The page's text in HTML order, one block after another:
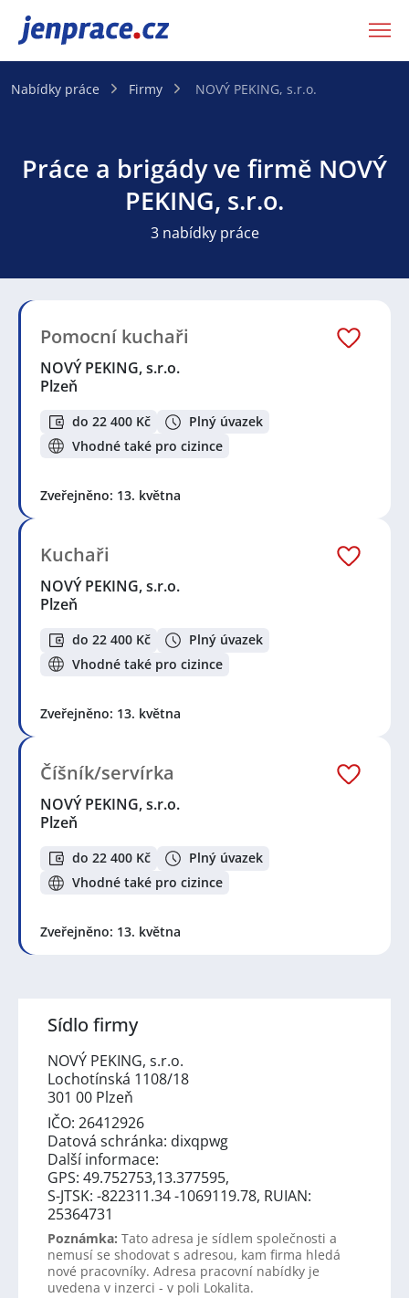
JenPráce.cz
Nabídky práce Firmy NOVÝ PEKING, s.r.o.
Práce a brigády ve firmě NOVÝ
PEKING, s.r.o.
3 nabídky práce
Pomocní kuchaři
NOVÝ PEKING, s.r.o.
Plzeň
do 22 400 Kč
Plný úvazek
Vhodné také pro cizince
Zveřejněno: 13. května
Kuchaři
NOVÝ PEKING, s.r.o.
Plzeň
do 22 400 Kč
Plný úvazek
Vhodné také pro cizince
Zveřejněno: 13. května
Číšník/servírka
NOVÝ PEKING, s.r.o.
Plzeň
do 22 400 Kč
Plný úvazek
Vhodné také pro cizince
Zveřejněno: 13. května
Sídlo firmy
NOVÝ PEKING, s.r.o.
Lochotínská 1108/18
301 00 Plzeň
IČO: 26412926
Datová schránka: dixqpwg
Další informace:
GPS: 49.752753,13.377595,
S-JTSK: -822311.34 -1069119.78, RUIAN:
25364731
Poznámka: Tato adresa je sídlem společnosti a
nemusí se shodovat s adresou, kam firma hledá
nové pracovníky. Adresa pracovní nabídky je
uvedena v inzerci - v poli Lokalita.